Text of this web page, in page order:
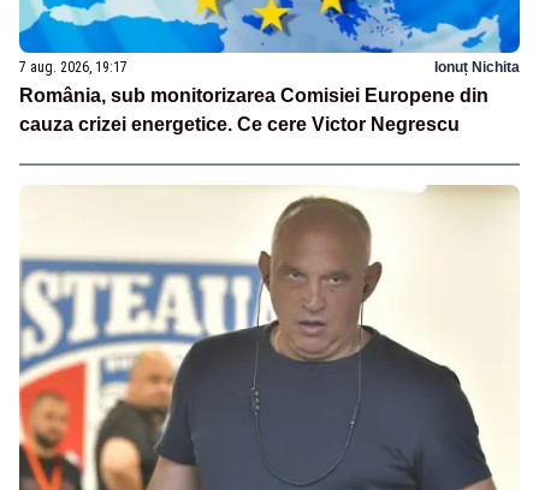
7 aug. 2026, 19:17 Ionuț Nichita
România, sub monitorizarea Comisiei Europene din
cauza crizei energetice. Ce cere Victor Negrescu